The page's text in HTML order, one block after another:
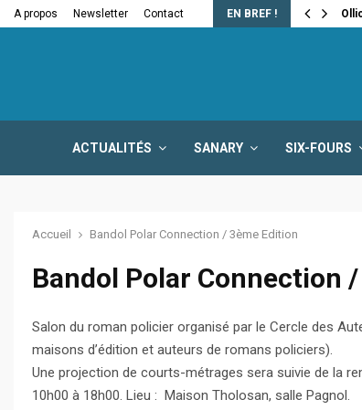
A propos Newsletter Contact EN BREF !
la fermeture…
ACTUALITÉS SANARY SIX-FOURS
Accueil Bandol Polar Connection / 3ème Edition
Bandol Polar Connection
Salon du roman policier organisé par le Cercle des
maisons d’édition et auteurs de romans policiers).
Une projection de courts-métrages sera suivie de la
10h00 à 18h00. Lieu : Maison Tholosan, salle Pagnol.